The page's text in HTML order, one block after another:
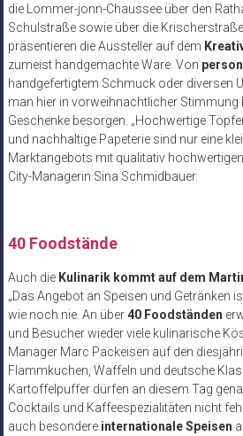
die Lommer-jonn-Chaussee über den
Schulstraße sowie über die
präsentieren die Aussteller auf dem
zumeist handgemachte Ware. Von
handgefertigtem Schmuck oder diversen
man hier in vorweihnachtlicher Stimmung
Geschenke besorgen. „Hochwertige
und nachhaltige Papeterie sind nur eine
Marktangebots mit qualitativ
City-Managerin Sina Schmidbauer.
40 Foodstände
Auch die Kulinarik kommt auf dem
„Das Angebot an Speisen und Getränken
wie noch nie. An über40 Foodständen
und Besucher wieder viele kulinarische
Manager Marc Packeisen auf den
Flammkuchen, Waffeln und deutsche
Kartoffelpuffer dürfen an diesem Tag
Cocktails und Kaffeespezialitäten nicht
auch besondere internationale Speisen